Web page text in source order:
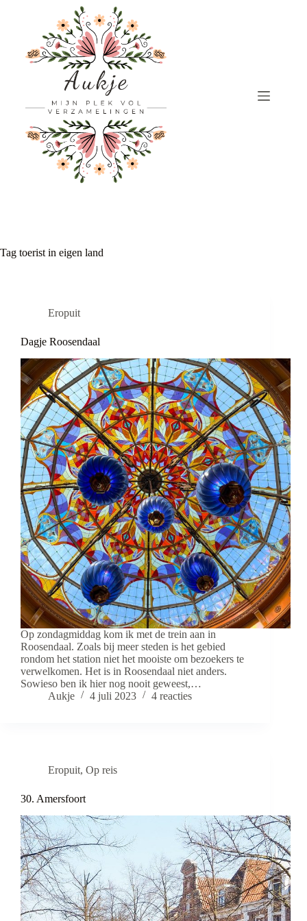
Tag toerist in eigen land
Eropuit
Dagje Roosendaal
Op zondagmiddag kom ik met de trein aan in
Roosendaal. Zoals bij meer steden is het gebied
rondom het station niet het mooiste om bezoekers te
verwelkomen. Het is in Roosendaal niet anders.
Sowieso ben ik hier nog nooit geweest,…
Aukje
4 juli 2023 4 reacties
Eropuit, Op reis
30. Amersfoort